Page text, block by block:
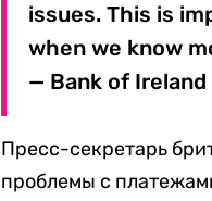
issues. This is
when we know
— Bank of
Пресс-секретарь
проблемы с